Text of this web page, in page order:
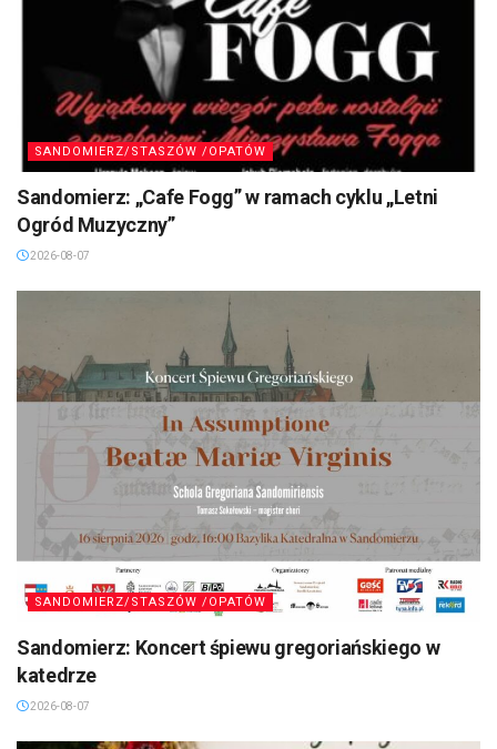
SANDOMIERZ/STASZÓW /OPATÓW
Sandomierz: „Cafe Fogg” w ramach cyklu „Letni
Ogród Muzyczny”
2026-08-07
SANDOMIERZ/STASZÓW /OPATÓW
Sandomierz: Koncert śpiewu gregoriańskiego w
katedrze
2026-08-07